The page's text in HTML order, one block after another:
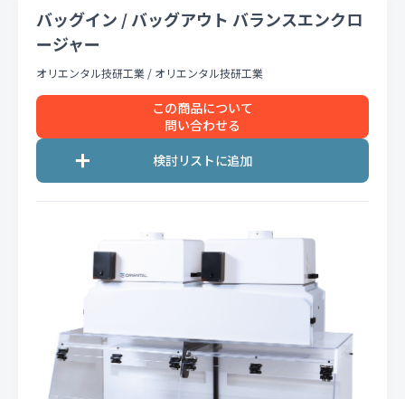
お知らせ一覧
税込 税抜 価格「お問い合わせ」を除外
条件をクリア
バッグイン / バッグアウト バランスエンクロ
ージャー
オリエンタル技研工業 / オリエンタル技研工業
この商品について
問い合わせる